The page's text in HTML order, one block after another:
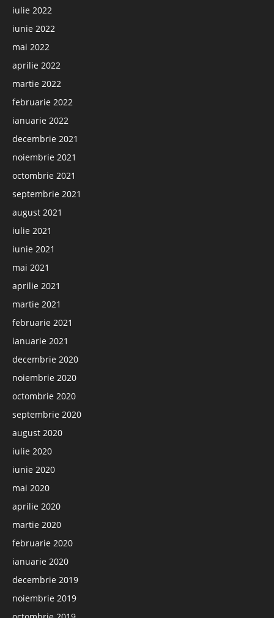
iulie 2022
iunie 2022
mai 2022
aprilie 2022
martie 2022
februarie 2022
ianuarie 2022
decembrie 2021
noiembrie 2021
octombrie 2021
septembrie 2021
august 2021
iulie 2021
iunie 2021
mai 2021
aprilie 2021
martie 2021
februarie 2021
ianuarie 2021
decembrie 2020
noiembrie 2020
octombrie 2020
septembrie 2020
august 2020
iulie 2020
iunie 2020
mai 2020
aprilie 2020
martie 2020
februarie 2020
ianuarie 2020
decembrie 2019
noiembrie 2019